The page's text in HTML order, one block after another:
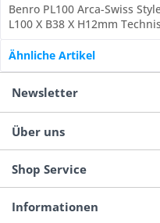
Benro PL100 Arca-Swiss
L100 X B38 X H12mm
Ähnliche Artikel
Newsletter
Über uns
Shop Service
Informationen